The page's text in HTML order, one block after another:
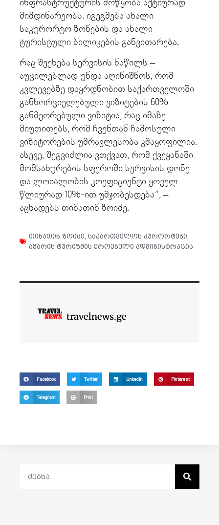
ინფრასტრუქტურის მოწყობა აქტიურად
მიმდინარეობს. იგეგმება ახალი
საკურორტო ზონების და ახალი
ტურისტული ბილიკების განვითარება.
რაც შეეხება სერვისის ნაწილს –
აუცილებლად უნდა აღინიშნოს, რომ
კვლევებზე დაყრდნობით საქართველოში
განხორციელებული ვიზიტების 60%
განმეორებული ვიზიტია, რაც იმაზე
მიუთითებს, რომ ჩვენთან ჩამოსული
ვიზიტორების უმრავლესობა კმაყოფილია.
ასევე, შეგვიძლია ვთქვათ, რომ ქვეყანაში
მომსახურების სფეროში სერვისის დონე
და ლოიალობის კოეფიციენტი ყოველ
წლიურად 10%-ით უმჯობესდება”, –
აცხადებს თინათინ ზოიძე.
თინათინ ზოიძე საქართველოს კურორტები
აჭარის ტურიზმის ეროვნული ადმინისტრაცია
travelnews.ge
Facebook Twitter LinkedIn Pinterest
Telegram Print